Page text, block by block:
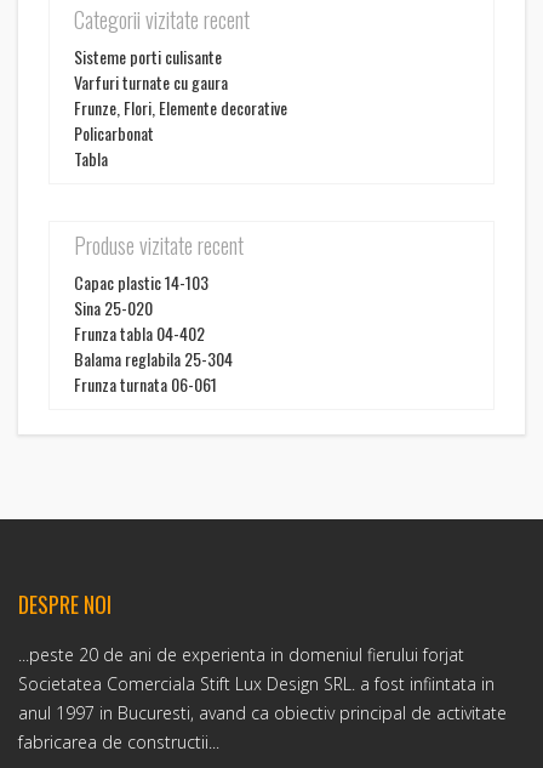
Categorii vizitate recent
Sisteme porti culisante
Varfuri turnate cu gaura
Frunze, Flori, Elemente decorative
Policarbonat
Tabla
Produse vizitate recent
Capac plastic 14-103
Sina 25-020
Frunza tabla 04-402
Balama reglabila 25-304
Frunza turnata 06-061
DESPRE NOI
...peste 20 de ani de experienta in domeniul fierului forjat
Societatea Comerciala Stift Lux Design SRL. a fost infiintata in
anul 1997 in Bucuresti, avand ca obiectiv principal de activitate
fabricarea de constructii...